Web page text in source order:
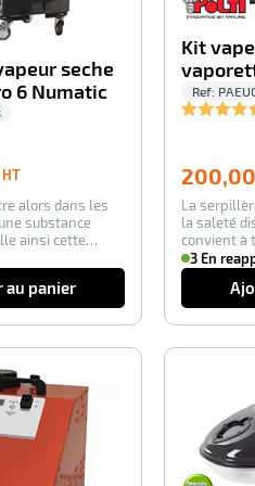
seche
6 Numatic
HT
alors dans les
substance
ainsi cette
au panier
Kit
Ref:
200,00
La
la saleté
convient à
sols. …
3 En